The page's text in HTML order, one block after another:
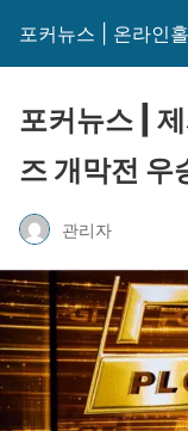
포커뉴스 | 온라인
포커뉴스 |
즈 개막전 우
관리자